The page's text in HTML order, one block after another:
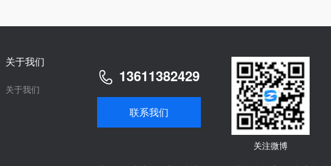
关于我们
关于我们
13611382429
联系我们
关注微博